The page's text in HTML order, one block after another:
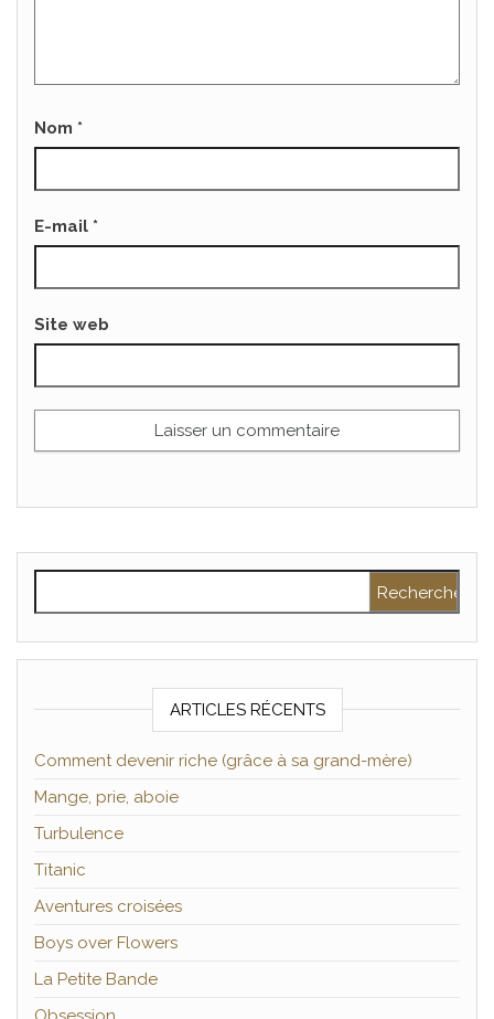
Nom *
E-mail *
Site web
ARTICLES RÉCENTS
Comment devenir riche (grâce à sa grand-mère)
Mange, prie, aboie
Turbulence
Titanic
Aventures croisées
Boys over Flowers
La Petite Bande